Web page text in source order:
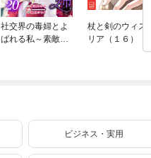
社交界の毒婦とよ
ばれる私～素敵な
杖と剣のウィスト
リア（１６）
ビジネス・実用